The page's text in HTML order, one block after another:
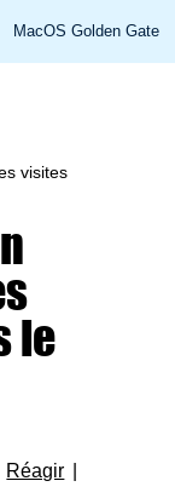
MacOS Golden Gate
visites
le
Réagir